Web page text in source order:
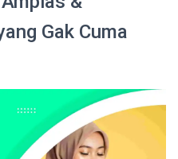
Gak Cuma